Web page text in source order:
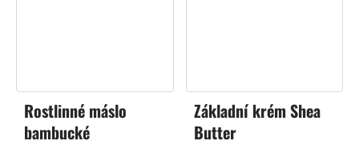
Rostlinné máslo
bambucké
Základní krém Shea
Butter